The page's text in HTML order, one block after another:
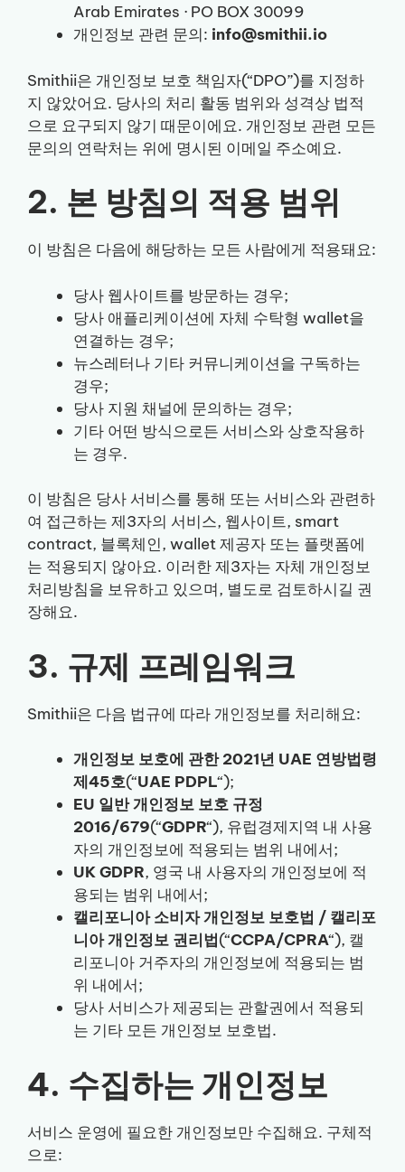
Arab Emirates · PO BOX 30099
개인정보 관련 문의: info@smithii.io
Smithii은 개인정보 보호 책임자(“DPO”)를 지정하
지 않았어요. 당사의 처리 활동 범위와 성격상 법적
으로 요구되지 않기 때문이에요. 개인정보 관련 모든
문의의 연락처는 위에 명시된 이메일 주소예요.
2. 본 방침의 적용 범위
이 방침은 다음에 해당하는 모든 사람에게 적용돼요:
당사 웹사이트를 방문하는 경우;
당사 애플리케이션에 자체 수탁형 wallet을
연결하는 경우;
뉴스레터나 기타 커뮤니케이션을 구독하는
경우;
당사 지원 채널에 문의하는 경우;
기타 어떤 방식으로든 서비스와 상호작용하
는 경우.
이 방침은 당사 서비스를 통해 또는 서비스와 관련하
여 접근하는 제3자의 서비스, 웹사이트, smart
contract, 블록체인, wallet 제공자 또는 플랫폼에
는 적용되지 않아요. 이러한 제3자는 자체 개인정보
처리방침을 보유하고 있으며, 별도로 검토하시길 권
장해요.
3. 규제 프레임워크
Smithii은 다음 법규에 따라 개인정보를 처리해요:
개인정보 보호에 관한 2021년 UAE 연방법령
제45호(“UAE PDPL“);
EU 일반 개인정보 보호 규정
2016/679(“GDPR“), 유럽경제지역 내 사용
자의 개인정보에 적용되는 범위 내에서;
UK GDPR, 영국 내 사용자의 개인정보에 적
용되는 범위 내에서;
캘리포니아 소비자 개인정보 보호법 / 캘리포
니아 개인정보 권리법(“CCPA/CPRA“), 캘
리포니아 거주자의 개인정보에 적용되는 범
위 내에서;
당사 서비스가 제공되는 관할권에서 적용되
는 기타 모든 개인정보 보호법.
4. 수집하는 개인정보
서비스 운영에 필요한 개인정보만 수집해요. 구체적
으로: